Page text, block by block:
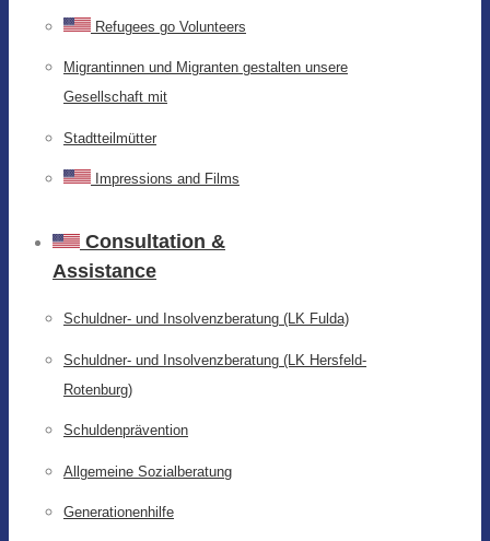
Refugees go Volunteers
Migrantinnen und Migranten gestalten unsere
Gesellschaft mit
Stadtteilmütter
Impressions and Films
Consultation &
Assistance
Schuldner- und Insolvenzberatung (LK Fulda)
Schuldner- und Insolvenzberatung (LK Hersfeld-
Rotenburg)
Schuldenprävention
Allgemeine Sozialberatung
Generationenhilfe